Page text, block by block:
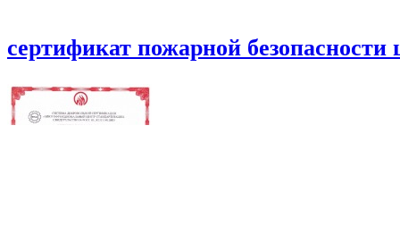
сертификат пожарной